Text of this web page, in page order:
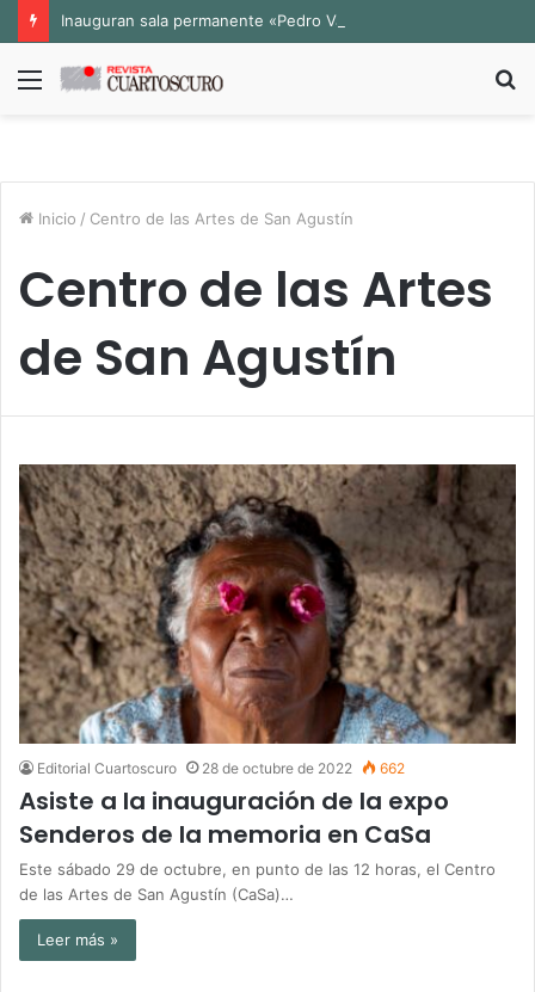
Menú
Inicio / Centro de las Artes de San Agustín
Centro de las Artes
de San Agustín
Editorial Cuartoscuro 28 de octubre de 2022 662
Asiste a la inauguración de la expo
Senderos de la memoria en CaSa
Este sábado 29 de octubre, en punto de las 12 horas, el Centro
de las Artes de San Agustín (CaSa)…
Leer más »